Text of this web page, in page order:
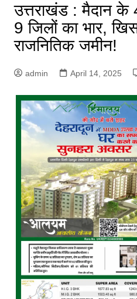
उत्तराखंड : मैदान के
9 जिलों का भार,
राजनितिक जमीन!
admin April 14, 2025